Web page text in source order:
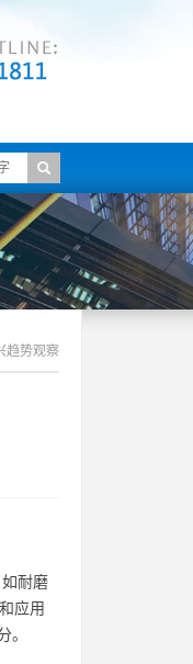
趋势观察
耐磨
应用
。